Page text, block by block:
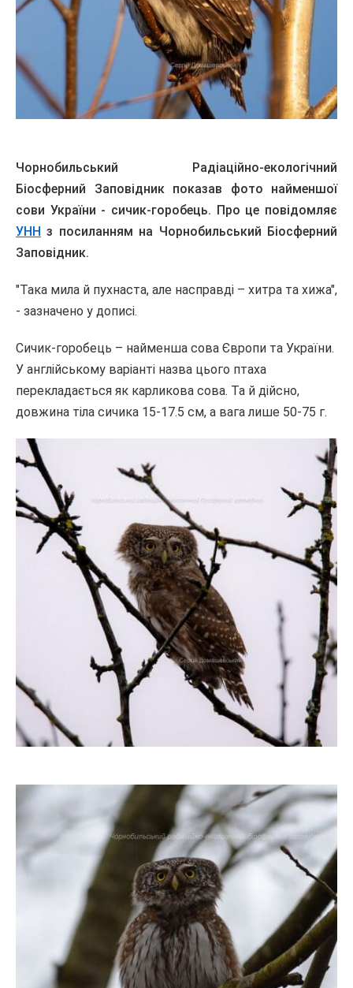
Чорнобильський Радіаційно-екологічний
Біосферний Заповідник показав фото найменшої
сови України - сичик-горобець. Про це повідомляє
УНН з посиланням на Чорнобильський Біосферний
Заповідник.
"Така мила й пухнаста, але насправді – хитра та хижа",
- зазначено у дописі.
Сичик-горобець – найменша сова Європи та України.
У англійському варіанті назва цього птаха
перекладається як карликова сова. Та й дійсно,
довжина тіла сичика 15-17.5 см, а вага лише 50-75 г.